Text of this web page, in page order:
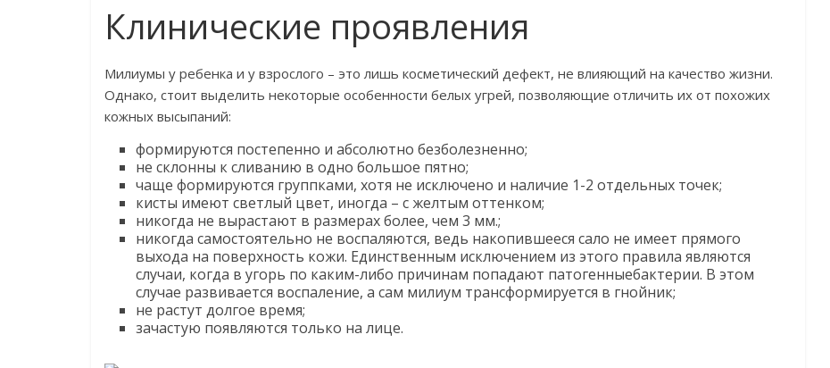
Клинические проявления
Милиумы у ребенка и у взрослого – это лишь косметический дефект, не влияющий на качество жизни.
Однако, стоит выделить некоторые особенности белых угрей, позволяющие отличить их от похожих
кожных высыпаний:
формируются постепенно и абсолютно безболезненно;
не склонны к сливанию в одно большое пятно;
чаще формируются группками, хотя не исключено и наличие 1-2 отдельных точек;
кисты имеют светлый цвет, иногда – с желтым оттенком;
никогда не вырастают в размерах более, чем 3 мм.;
никогда самостоятельно не воспаляются, ведь накопившееся сало не имеет прямого
выхода на поверхность кожи. Единственным исключением из этого правила являются
случаи, когда в угорь по каким-либо причинам попадают патогенныебактерии. В этом
случае развивается воспаление, а сам милиум трансформируется в гнойник;
не растут долгое время;
зачастую появляются только на лице.